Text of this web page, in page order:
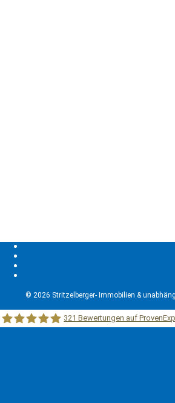
© 2026 Stritzelberger- Immobilien &
321 Bewertungen auf